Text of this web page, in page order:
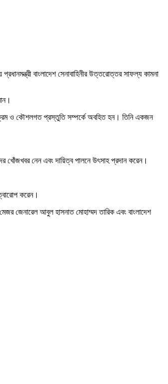
বাংলাদেশ সেনাবাহিনীর উত্তরোত্তর সাফল্য কামনা
ও কৌশলগত প্রস্তুতি সম্পর্কে অবহিত হন। তিনি একজন
খোঁজখবর নেন এবং দায়িত্ব পালনে উৎসাহ প্রদান করেন।
করেন।
জেনারেল আবুল হাসনাত মোহাম্মদ তারিক এবং বাংলাদেশ